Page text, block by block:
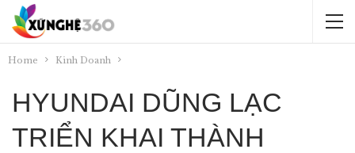
Home Kinh Doanh
HYUNDAI DŨNG LẠC
TRIỂN KHAI THÀNH